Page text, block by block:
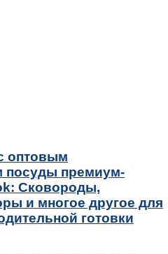
оптовым
посуды премиум-
Сковороды,
и многое другое для
готовки